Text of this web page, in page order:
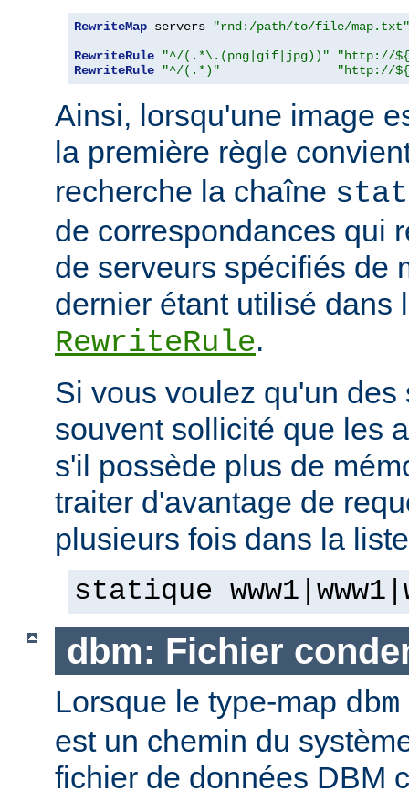
RewriteMap servers
"rnd:/path/to/file/map.txt"
RewriteRule
"^/(.*\.(png|gif|jpg))"
"http://
RewriteRule
"^/(.*)" "http://
Ainsi, lorsqu'une image
la première règle
recherche la chaîne
de correspondances qui
de serveurs spécifiés de
dernier étant utilisé dans
RewriteRule.
Si vous voulez qu'un
souvent sollicité que les
s'il possède plus de
traiter d'avantage de
plusieurs fois dans la
statique
dbm: Fichier
Lorsque le type-map dbm
est un chemin du
fichier de données DBM